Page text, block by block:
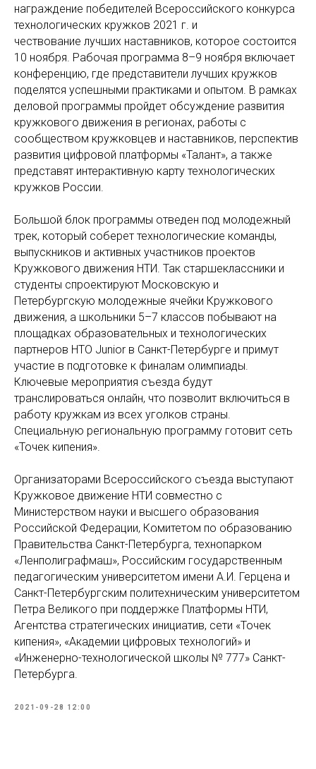
награждение победителей Всероссийского конкурса
технологических кружков 2021 г. и
чествование лучших наставников, которое состоится
10 ноября. Рабочая программа 8–9 ноября включает
конференцию, где представители лучших кружков
поделятся успешными практиками и опытом. В рамках
деловой программы пройдет обсуждение развития
кружкового движения в регионах, работы с
сообществом кружковцев и наставников, перспектив
развития цифровой платформы «Талант», а также
представят интерактивную карту технологических
кружков России.
Большой блок программы отведен под молодежный
трек, который соберет технологические команды,
выпускников и активных участников проектов
Кружкового движения НТИ. Так старшеклассники и
студенты спроектируют Московскую и
Петербургскую молодежные ячейки Кружкового
движения, а школьники 5–7 классов побывают на
площадках образовательных и технологических
партнеров НТО Junior в Санкт-Петербурге и примут
участие в подготовке к финалам олимпиады.
Ключевые мероприятия съезда будут
транслироваться онлайн, что позволит включиться в
работу кружкам из всех уголков страны.
Специальную региональную программу готовит сеть
«Точек кипения».
Организаторами Всероссийского съезда выступают
Кружковое движение НТИ совместно с
Министерством науки и высшего образования
Российской Федерации, Комитетом по образованию
Правительства Санкт-Петербурга, технопарком
«Ленполиграфмаш», Российским государственным
педагогическим университетом имени А.И. Герцена и
Санкт-Петербургским политехническим университетом
Петра Великого при поддержке Платформы НТИ,
Агентства стратегических инициатив, сети «Точек
кипения», «Академии цифровых технологий» и
«Инженерно-технологической школы № 777» Санкт-
Петербурга.
2021-09-28 12:00